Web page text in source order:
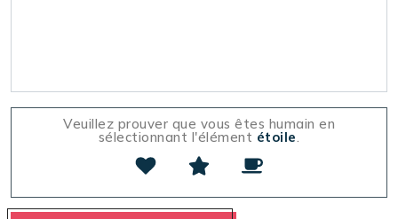
Veuillez prouver que vous êtes humain en
sélectionnant l'élément étoile.